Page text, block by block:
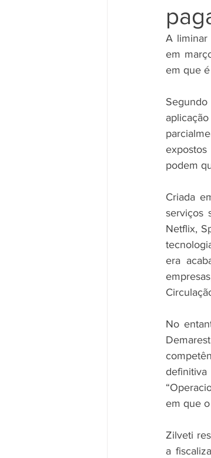
A liminar
em
em que
podem
Criada
serviços
Netflix,
era
No
em que
Zilveti
a